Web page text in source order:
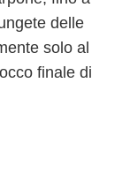
delle
solo al
finale di